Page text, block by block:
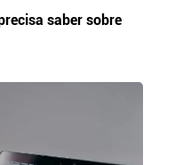
saber sobre